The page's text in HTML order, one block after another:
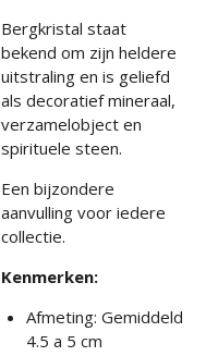
Bergkristal staat
bekend om zijn heldere
uitstraling en is geliefd
als decoratief mineraal,
verzamelobject en
spirituele steen.
Een bijzondere
aanvulling voor iedere
collectie.
Kenmerken:
Afmeting: Gemiddeld
4.5 a 5 cm